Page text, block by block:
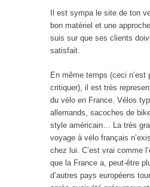
Il est sympa le site de ton
bon matériel et une
suis sur que ses clients
satisfait.
En même temps (ceci n’est
critiquer), il est très
du vélo en France. Vélos
allemands, sacoches de
style américain… La très
voyage à vélo français
chez lui. C’est vrai comme
que la France a, peut-être
d’autres pays européens